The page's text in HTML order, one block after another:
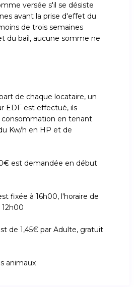
versée s'il se désiste
avant la prise d'effet du
de trois semaines
du bail, aucune somme ne
de chaque locataire, un
EDF est effectué, ils
en tenant
Kw/h en HP et de
est demandée en début
fixée à 16h00, l'horaire de
de 1,45€ par Adulte, gratuit
animaux